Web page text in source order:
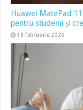
Huawei MatePad
pentru studenți și
18 februarie 2026